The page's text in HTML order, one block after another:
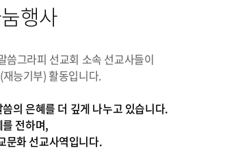
행사
씀그라피 선교회 소속 선교사들이
능기부) 활동입니다.
의 은혜를 더 깊게 나누고 있습니다.
전하며,
문화 선교사역입니다.